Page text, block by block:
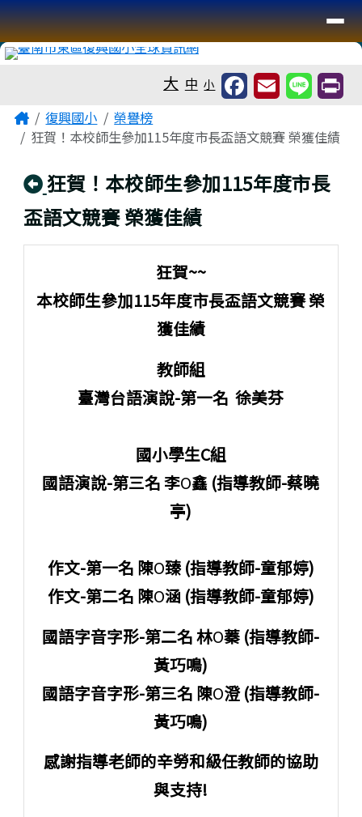
跳至主內容區
臺南市復興國小全球資訊網
導覽列
大 中 小
主內容區域
Home復興國小
榮譽榜
狂賀！本校師生參加115年度市長盃語文競賽 榮獲佳績
回上頁
狂賀！本校師生參加115年度市長
盃語文競賽 榮獲佳績
狂賀~~
本校師生參加115年度市長盃語文競賽 榮
獲佳績
教師組
臺灣台語演說-第一名 徐美芬
國小學生C組
國語演說-第三名 李O鑫 (指導教師-蔡曉
亭)
作文-第一名 陳O臻 (指導教師-童郁婷)
作文-第二名 陳O涵 (指導教師-童郁婷)
國語字音字形-第二名 林O蓁 (指導教師-
黃巧鳴)
國語字音字形-第三名 陳O澄 (指導教師-
黃巧鳴)
感謝指導老師的辛勞和級任教師的協助
與支持!
頁尾區域